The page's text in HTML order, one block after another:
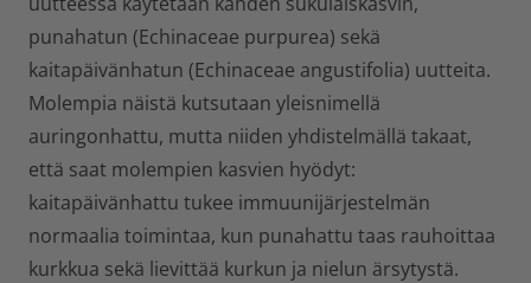
punahatun (Echinaceae purpurea) sekä
kaitapäivänhatun (Echinaceae angustifolia) uutteita.
Molempia näistä kutsutaan yleisnimellä
auringonhattu, mutta niiden yhdistelmällä takaat,
että saat molempien kasvien hyödyt:
kaitapäivänhattu tukee immuunijärjestelmän
normaalia toimintaa, kun punahattu taas rauhoittaa
kurkkua sekä lievittää kurkun ja nielun ärsytystä.